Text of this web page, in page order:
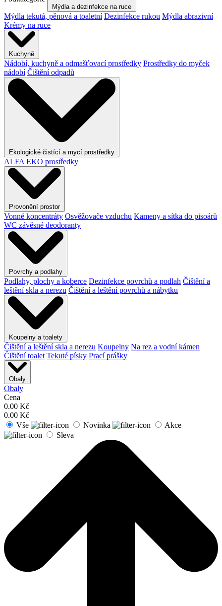
Mýdla a dezinfekce na ruce
Mýdla tekutá, pěnová a toaletní Dezinfekce rukou Mýdla abrazivní
Krémy na ruce
Kuchyně
Nádobí, kuchyně a odmašťovací prostředky Prostředky do myček
nádobí Čištění odpadů
Ekologické čistící a mycí prostředky
ALFA EKO prostředky
Provonění prostor
Vonné koncentráty Osvěžovače vzduchu Kameny a sítka do pisoárů
WC závěsné deodoranty
Povrchy a podlahy
Podlahy, plochy a koberce Dezinfekce povrchů a podlah Čištění a
leštění skla a nerezu Čištění a leštění povrchů a nábytku
Koupelny a toalety
Čištění a leštění skla a nerezu Koupelny Na rez a vodní kámen
Čištění toalet Tekuté písky Prací prášky
Obaly
Obaly
Cena
0.00 Kč
0.00 Kč
Vše
Novinka
Akce
Sleva